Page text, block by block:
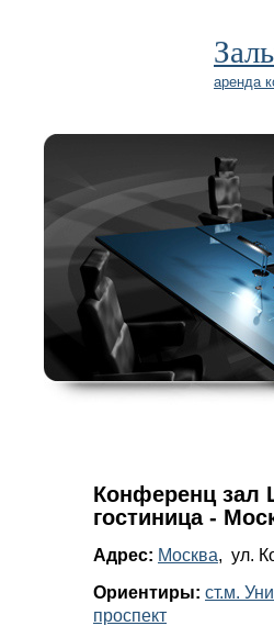
аренда
Конференц зал
гостиница -
Адрес: Москва, ул.
Ориентиры: ст.м.
проспект